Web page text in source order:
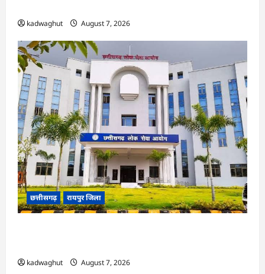
kadwaghut August 7, 2026
छत्तीसगढ़ रायपुर जिला
kadwaghut August 7, 2026